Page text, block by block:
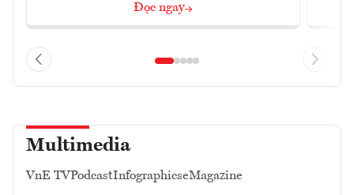
Đọc ngay
Multimedia
VnE TVPodcastInfographicseMagazine